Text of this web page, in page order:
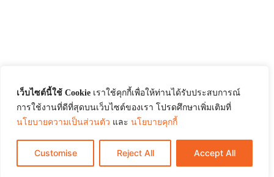
เว็บไซต์นี้ใช้ Cookie เราใช้คุกกี้เพื่อให้ท่านได้รับประสบการณ์
การใช้งานที่ดีที่สุดบนเว็บไซต์ของเรา โปรดศึกษาเพิ่มเติมที่
นโยบายความเป็นส่วนตัว และ นโยบายคุกกี้
Customise Reject All Accept All